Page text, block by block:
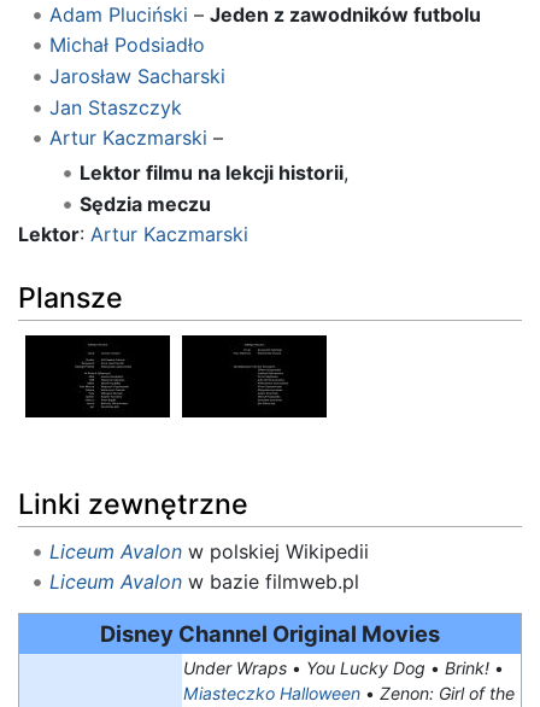
Adam Pluciński – Jeden z zawodników futbolu
Michał Podsiadło
Jarosław Sacharski
Jan Staszczyk
Artur Kaczmarski –
Lektor filmu na lekcji historii,
Sędzia meczu
Lektor: Artur Kaczmarski
Plansze
Linki zewnętrzne
Liceum Avalonw polskiej Wikipedii
Liceum Avalonw bazie filmweb.pl
Disney Channel Original Movies
Under Wraps • You Lucky Dog • Brink! •
Miasteczko Halloween • Zenon: Girl of the